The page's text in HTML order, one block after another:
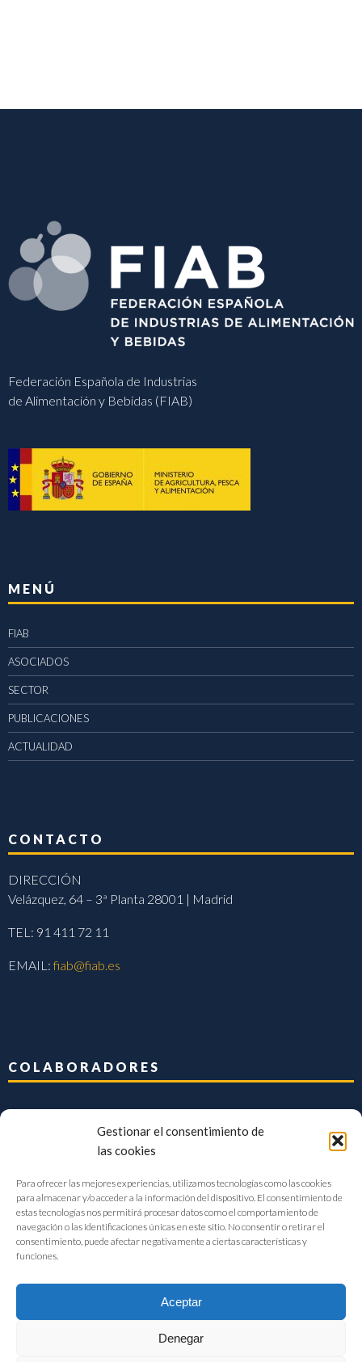
Gestionar el consentimiento de
las cookies
Para ofrecer las mejores experiencias, utilizamos tecnologías como las cookies
para almacenar y/o acceder a la información del dispositivo. El consentimiento de
estas tecnologías nos permitirá procesar datos como el comportamiento de
navegación o las identificaciones únicas en este sitio. No consentir o retirar el
consentimiento, puede afectar negativamente a ciertas características y
funciones.
Aceptar
Denegar
Federación Española de Industrias
de Alimentación y Bebidas (FIAB)
MENÚ
FIAB
ASOCIADOS
SECTOR
PUBLICACIONES
ACTUALIDAD
CONTACTO
DIRECCIÓN
Velázquez, 64 – 3ª Planta 28001 | Madrid
TEL: 91 411 72 11
EMAIL:fiab@fiab.es
COLABORADORES